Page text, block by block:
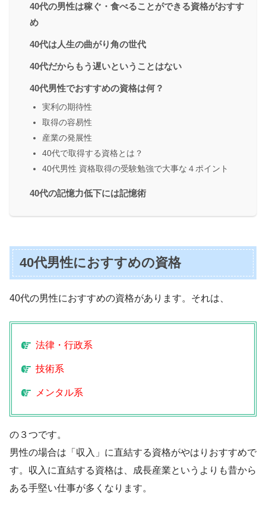
40代の男性は稼ぐ・食べることができる資格がおすす
め
40代は人生の曲がり角の世代
40代だからもう遅いということはない
40代男性でおすすめの資格は何？
実利の期待性
取得の容易性
産業の発展性
40代で取得する資格とは？
40代男性 資格取得の受験勉強で大事な４ポイント
40代の記憶力低下には記憶術
40代男性におすすめの資格
40代の男性におすすめの資格があります。それは、
法律・行政系
技術系
メンタル系
の３つです。
男性の場合は「収入」に直結する資格がやはりおすすめで
す。収入に直結する資格は、成長産業というよりも昔から
ある手堅い仕事が多くなります。